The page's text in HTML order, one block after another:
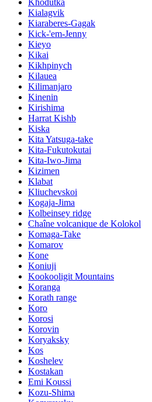
Kialagvik
Kiaraberes-Gagak
Kick-'em-Jenny
Kieyo
Kikai
Kikhpinych
Kilauea
Kilimanjaro
Kinenin
Kirishima
Harrat Kishb
Kiska
Kita Yatsuga-take
Kita-Fukutokutai
Kita-Iwo-Jima
Kizimen
Klabat
Kliuchevskoi
Kogaja-Jima
Kolbeinsey ridge
Chaîne volcanique de Kolokol
Komaga-Take
Komarov
Kone
Koniuji
Kookooligit Mountains
Koranga
Korath range
Koro
Korosi
Korovin
Koryaksky
Kos
Koshelev
Kostakan
Emi Koussi
Kozu-Shima